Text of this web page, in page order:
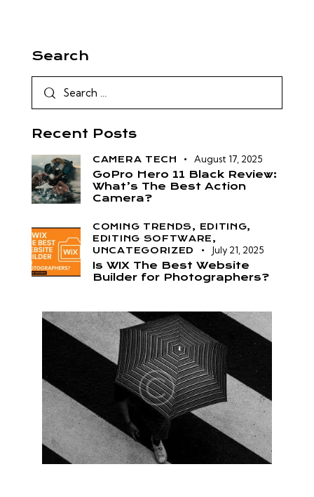
Search
Recent Posts
CAMERA TECH August 17, 2025
GoPro Hero 11 Black Review:
What’s The Best Action
Camera?
COMING TRENDS, EDITING,
EDITING SOFTWARE,
UNCATEGORIZED
July 21, 2025
Is WIX The Best Website
Builder for Photographers?